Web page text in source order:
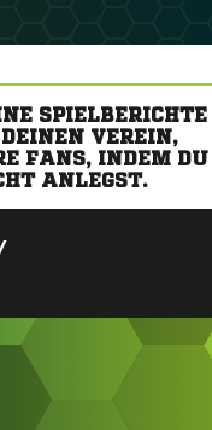
SPIELBERICHTE
VEREIN,
FANS, INDEM DU
ANLEGST.